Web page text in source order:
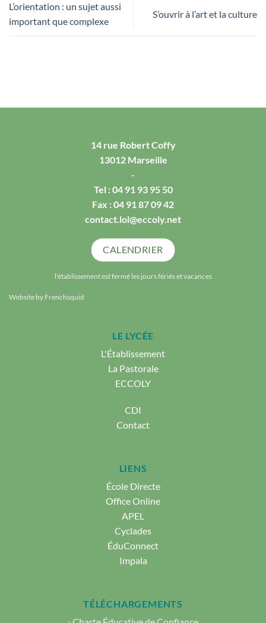
L’orientation : un sujet aussi
important que complexe
S’ouvrir à l’art et la culture
14 rue Robert Coffy
13012 Marseille
-
Tel :04 91 93 95 50
Fax : 04 91 87 09 42
contact.lol@eccoly.net
CALENDRIER
l'établissement est fermé les jours fériés et vacances
Website by Frenchsquid
LE LYCÉE
L'Établissement
La Pastorale
ECCOLY
CDI
Contact
LIENS
École Directe
Office Online
APEL
Cyclades
ÉduConnect
Impala
TÉLÉCHARGEMENTS